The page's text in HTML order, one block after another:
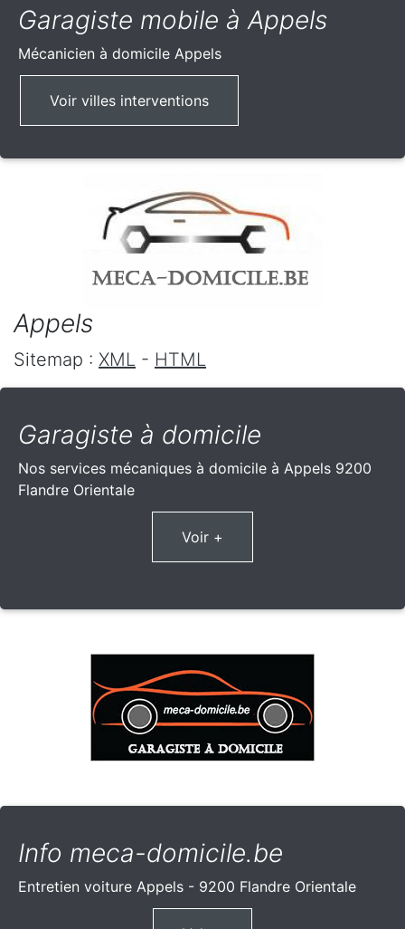
Garagiste mobile à Appels
Mécanicien à domicile Appels
Voir villes interventions
Appels
Sitemap : XML - HTML
Garagiste à domicile
Nos services mécaniques à domicile à Appels 9200
Flandre Orientale
Voir +
Info meca-domicile.be
Entretien voiture Appels - 9200 Flandre Orientale